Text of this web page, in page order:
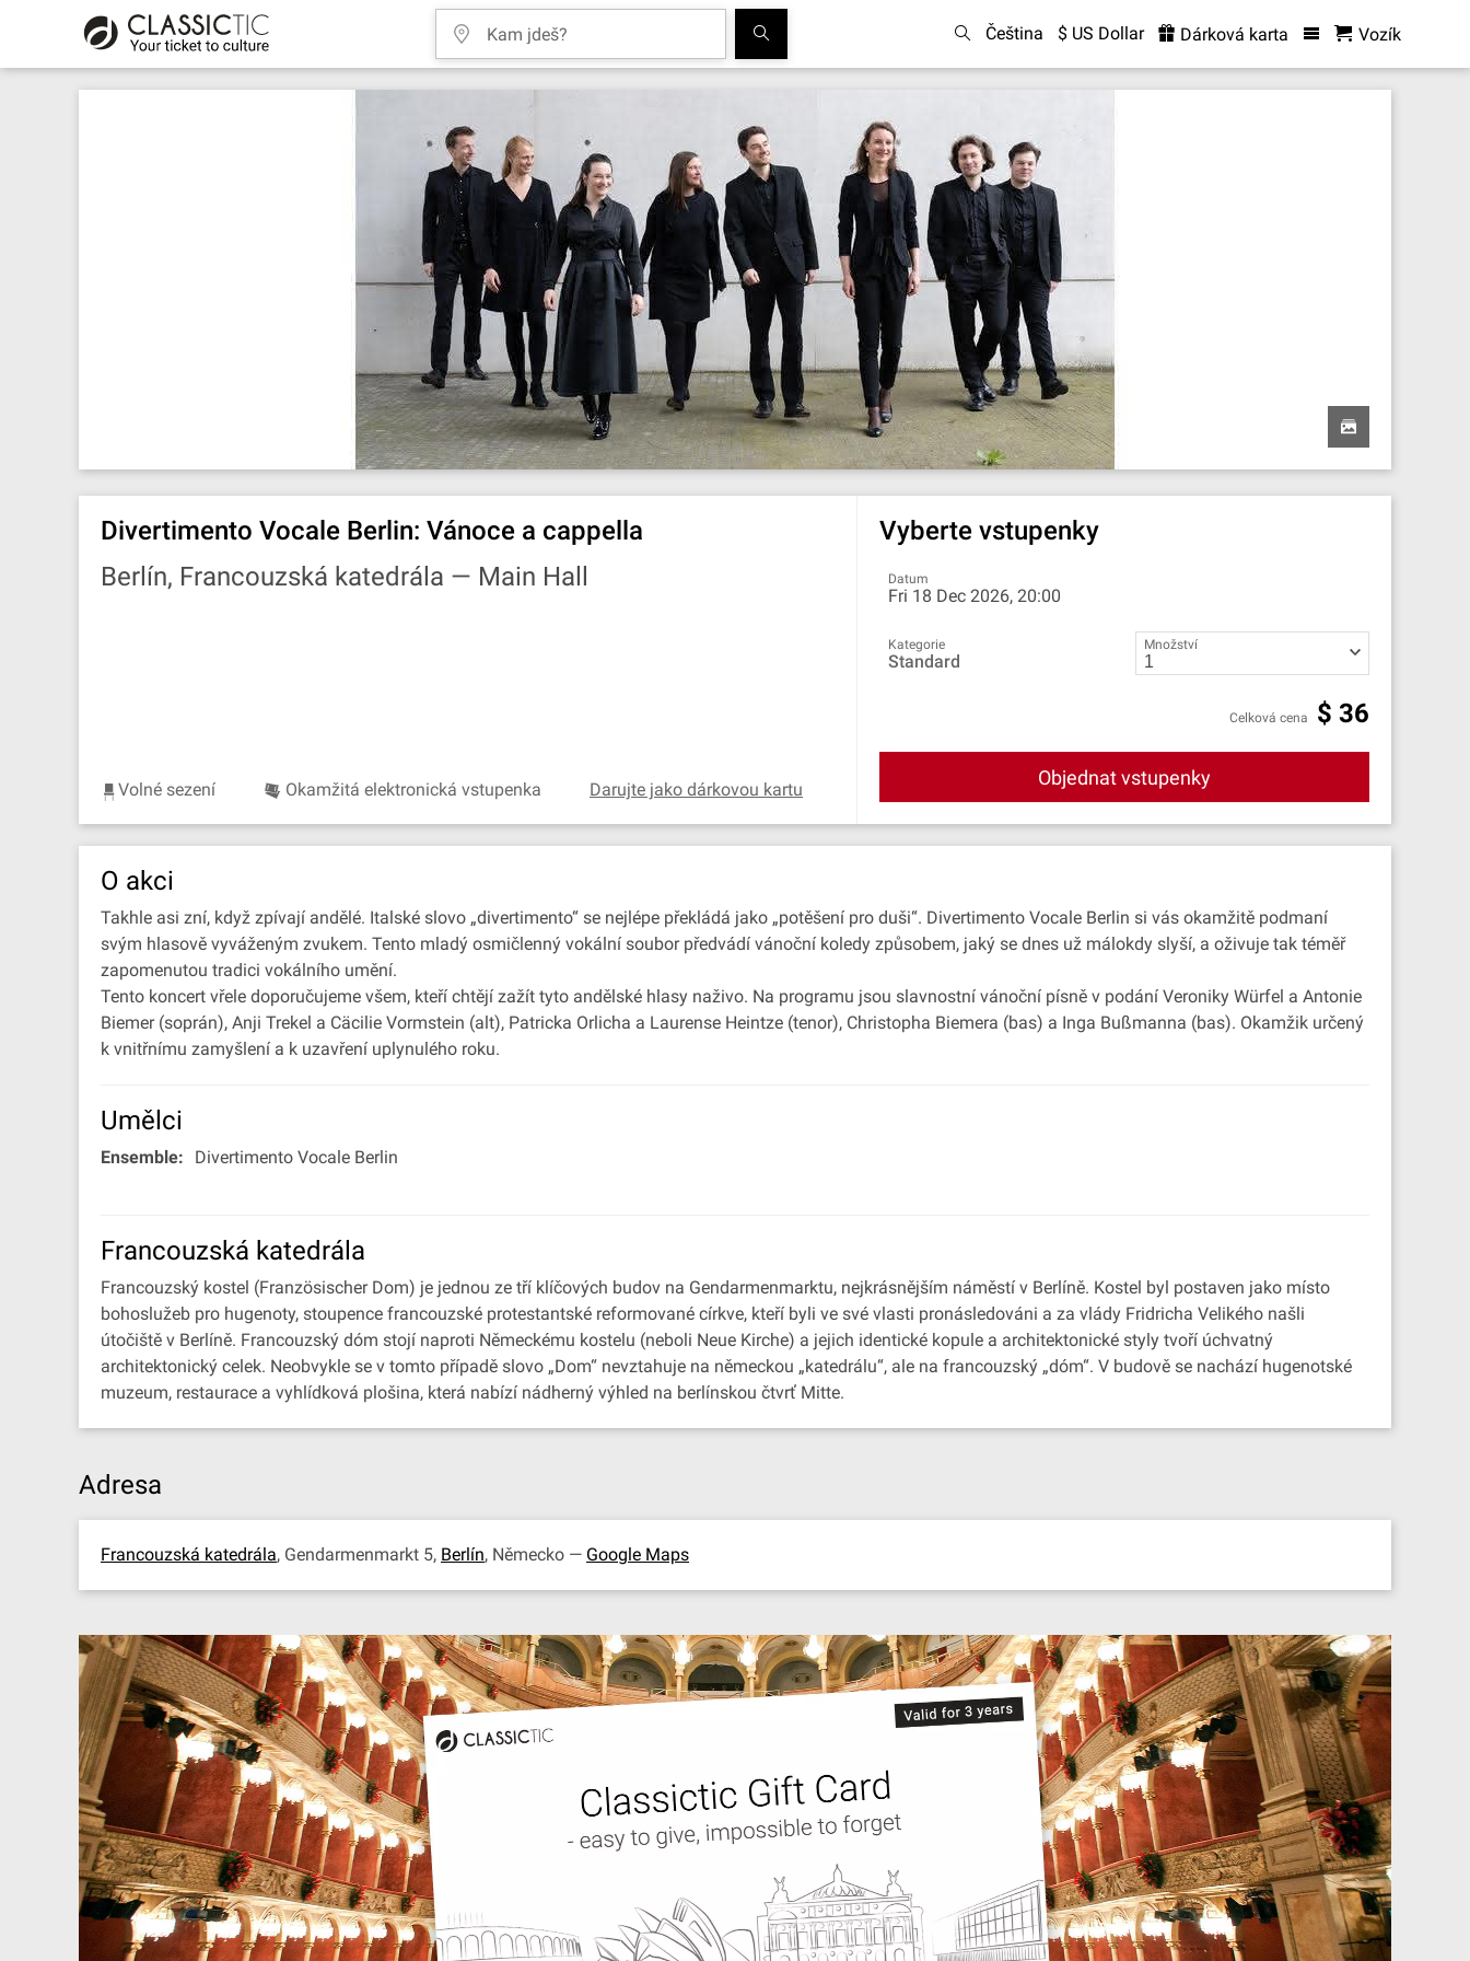
Čeština $ US Dollar Dárková karta Vozík
Divertimento Vocale Berlin: Vánoce a cappella
Berlín, Francouzská katedrála — Main Hall
Volné sezení Okamžitá elektronická vstupenka Darujte jako dárkovou kartu
Vyberte vstupenky
Datum
Fri 18 Dec 2026, 20:00
Kategorie
Standard
Množství
Celková cena $ 36
Objednat vstupenky
O akci
Takhle asi zní, když zpívají andělé. Italské slovo „divertimento“ se nejlépe překládá jako „potěšení pro duši“. Divertimento Vocale Berlin si vás okamžitě podmaní
svým hlasově vyváženým zvukem. Tento mladý osmičlenný vokální soubor předvádí vánoční koledy způsobem, jaký se dnes už málokdy slyší, a oživuje tak téměř
zapomenutou tradici vokálního umění.
Tento koncert vřele doporučujeme všem, kteří chtějí zažít tyto andělské hlasy naživo. Na programu jsou slavnostní vánoční písně v podání Veroniky Würfel a Antonie
Biemer (soprán), Anji Trekel a Cäcilie Vormstein (alt), Patricka Orlicha a Laurense Heintze (tenor), Christopha Biemera (bas) a Inga Bußmanna (bas). Okamžik určený
k vnitřnímu zamyšlení a k uzavření uplynulého roku.
Umělci
Ensemble: Divertimento Vocale Berlin
Francouzská katedrála
Francouzský kostel (Französischer Dom) je jednou ze tří klíčových budov na Gendarmenmarktu, nejkrásnějším náměstí v Berlíně. Kostel byl postaven jako místo
bohoslužeb pro hugenoty, stoupence francouzské protestantské reformované církve, kteří byli ve své vlasti pronásledováni a za vlády Fridricha Velikého našli
útočiště v Berlíně. Francouzský dóm stojí naproti Německému kostelu (neboli Neue Kirche) a jejich identické kopule a architektonické styly tvoří úchvatný
architektonický celek. Neobvykle se v tomto případě slovo „Dom“ nevztahuje na německou „katedrálu“, ale na francouzský „dóm“. V budově se nachází hugenotské
muzeum, restaurace a vyhlídková plošina, která nabízí nádherný výhled na berlínskou čtvrť Mitte.
Adresa
Francouzská katedrála, Gendarmenmarkt 5, Berlín, Německo — Google Maps